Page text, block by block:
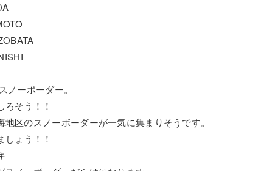
ノーボーダー。
ろそう！！
地区のスノーボーダーが一気に集まりそうです。
しょう！！